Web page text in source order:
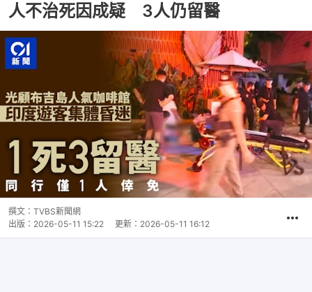
人不治死因成疑 3人仍留醫
撰文： TVBS新聞網
出版： 2026-05-11 15:22 更新： 2026-05-11 16:12